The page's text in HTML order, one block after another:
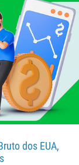
dos EUA,